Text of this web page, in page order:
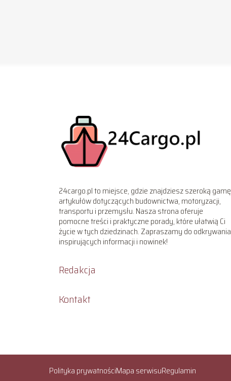
24cargo.pl to miejsce, gdzie znajdziesz szeroką gamę
artykułów dotyczących budownictwa, motoryzacji,
transportu i przemysłu. Nasza strona oferuje
pomocne treści i praktyczne porady, które ułatwią Ci
życie w tych dziedzinach. Zapraszamy do odkrywania
inspirujących informacji i nowinek!
Redakcja
Kontakt
Polityka prywatnościMapa serwisuRegulamin